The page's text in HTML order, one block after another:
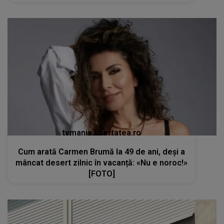
tvmania.libertatea.ro
Cum arată Carmen Brumă la 49 de ani, deși a
mâncat desert zilnic în vacanță: «Nu e noroc!»
[FOTO]